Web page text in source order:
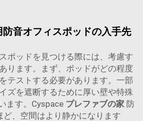
音オフィスポッドの入手先
ポッドを見つける際には、考慮す
ります。まず、ポッドがどの程度
テストする必要があります。一部
ズを遮断するために厚い壁や特殊
ます。Cyspace プレファブの家 防
ど、空間はより静かになります